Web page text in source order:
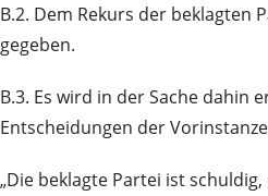
B.2. Dem Rekurs der beklagten
gegeben.
B.3. Es wird in der Sache dahin
Entscheidungen der
„Die beklagte Partei ist